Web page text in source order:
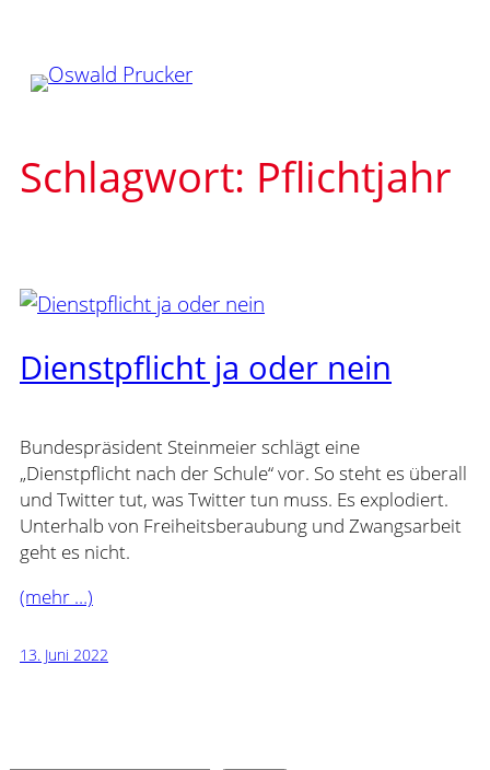
springen
Schlagwort: Pflichtjahr
Dienstpflicht ja oder nein
Bundespräsident Steinmeier schlägt eine
„Dienstpflicht nach der Schule“ vor. So steht es überall
und Twitter tut, was Twitter tun muss. Es explodiert.
Unterhalb von Freiheitsberaubung und Zwangsarbeit
geht es nicht.
(mehr …)
13. Juni 2022